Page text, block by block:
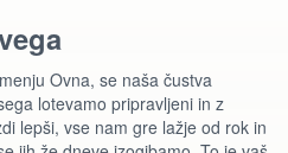
Ovna, se naša čustva
lotevamo pripravljeni in z
lepši, vse nam gre lažje od rok in